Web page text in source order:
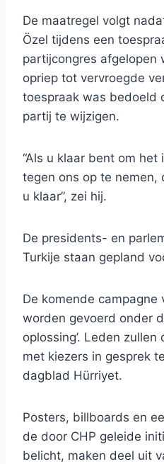
De maatregel volgt
Özel tijdens een
partijcongres afgelopen
opriep tot vervroegde
toespraak was bedoeld
partij te wijzigen.
“Als u klaar bent om
tegen ons op te nemen,
u klaar”, zei hij.
De presidents- en
Turkije staan ​​gepland
De komende campagne
worden gevoerd onder
oplossing’. Leden
met kiezers in gesprek
dagblad Hürriyet.
Posters, billboards en
de door CHP geleide
belicht, maken deel uit